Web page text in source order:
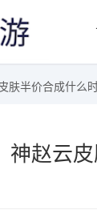
肤半价合成什么
神赵云